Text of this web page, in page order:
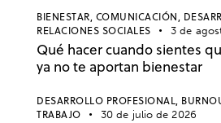
BIENESTAR, COMUNICACIÓN,
RELACIONES SOCIALES
3 de
Qué hacer cuando sientes
ya no te aportan bienestar
DESARROLLO PROFESIONAL,
TRABAJO
30 de julio de 2026